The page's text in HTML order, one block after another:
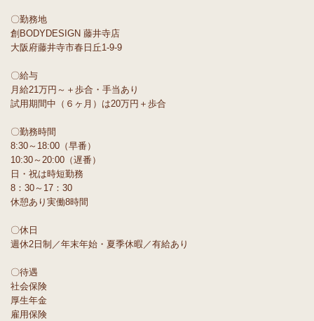
〇勤務地
創BODYDESIGN 藤井寺店
大阪府藤井寺市春日丘1-9-9
〇給与
月給21万円～＋歩合・手当あり
試用期間中（６ヶ月）は20万円＋歩合
〇勤務時間
8:30～18:00（早番）
10:30～20:00（遅番）
日・祝は時短勤務
8：30～17：30
休憩あり実働8時間
〇休日
週休2日制／年末年始・夏季休暇／有給あり
〇待遇
社会保険
厚生年金
雇用保険